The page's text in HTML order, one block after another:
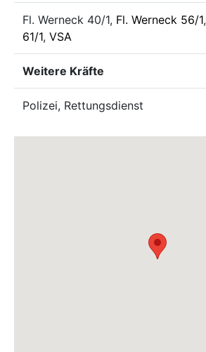
Fl. Werneck 40/1, Fl. Werneck 56/1,
61/1, VSA
Weitere Kräfte
Polizei, Rettungsdienst